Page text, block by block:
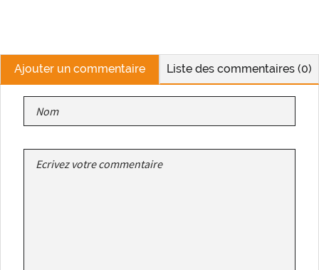
Ajouter un commentaire Liste des commentaires (0)